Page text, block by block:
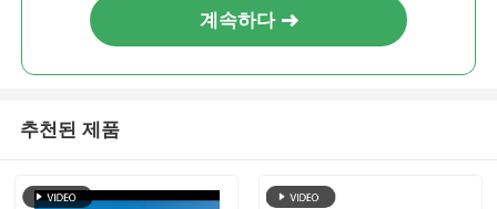
계속하다
추천된 제품